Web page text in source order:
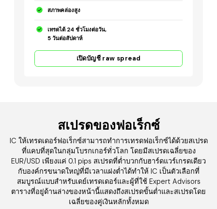
สภาพคล่องสูง
เทรดได้ 24 ชั่วโมงต่อวัน,
5 วันต่อสัปดาห์
เปิดบัญชี raw spread
สเปรดของฟอเร็กซ์
IC ให้เทรดเดอร์ฟอเร็กซ์สามารถทำการเทรดฟอเร็กซ์ได้ด้วยสเปรด
ที่แคบที่สุดในกลุ่มโบรกเกอร์ทั่วโลก โดยมีสเปรดเฉลี่ยของ
EUR/USD เพียงแค่ 0.1 pips สเปรดที่ต่ำบวกกับฮาร์ดแวร์เกรดเดียว
กับองค์กรขนาดใหญ่ที่มีเวลาแฝงต่ำได้ทำให้ IC เป็นตัวเลือกที่
สมบูรณ์แบบสำหรับเดย์เทรดเดอร์และผู้ที่ใช้ Expert Advisors
ตารางที่อยู่ด้านล่างของหน้านี้แสดงถึงสเปรดขั้นต่ำและสเปรดโดย
เฉลี่ยของคู่เงินหลักทั้งหมด